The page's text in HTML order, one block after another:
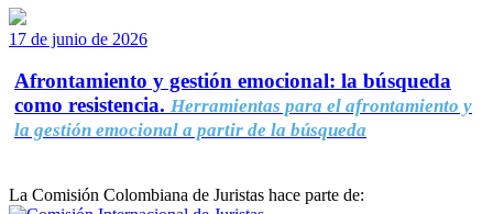
17 de junio de 2026
Afrontamiento y gestión emocional: la búsqueda
como resistencia. Herramientas para el afrontamiento y
la gestión emocional a partir de la búsqueda
La Comisión Colombiana de Juristas hace parte de: